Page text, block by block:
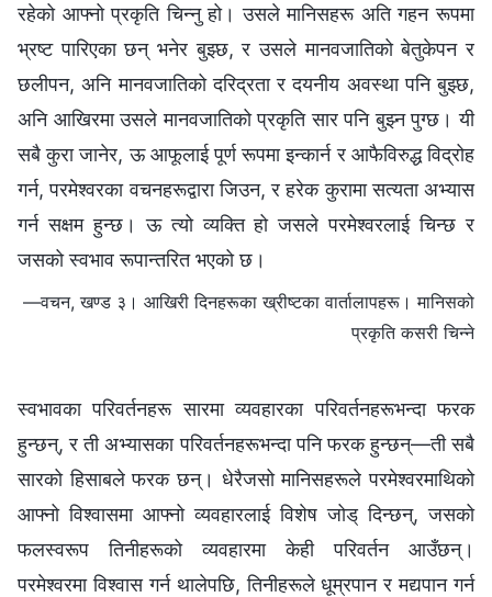
रहेको आफ्नो प्रकृति चिन्‍नु हो। उसले मानिसहरू अति गहन रूपमा
भ्रष्ट पारिएका छन् भनेर बुझ्छ, र उसले मानवजातिको बेतुकेपन र
छलीपन, अनि मानवजातिको दरिद्रता र दयनीय अवस्था पनि बुझ्छ,
अनि आखिरमा उसले मानवजातिको प्रकृति सार पनि बुझ्‍न पुग्छ। यी
सबै कुरा जानेर, ऊ आफूलाई पूर्ण रूपमा इन्कार्न र आफैविरुद्ध विद्रोह
गर्न, परमेश्‍वरका वचनहरूद्वारा जिउन, र हरेक कुरामा सत्यता अभ्यास
गर्न सक्षम हुन्छ। ऊ त्यो व्यक्ति हो जसले परमेश्‍वरलाई चिन्छ र
जसको स्वभाव रूपान्तरित भएको छ।
—वचन, खण्ड ३। आखिरी दिनहरूका ख्रीष्टका वार्तालापहरू। मानिसको
प्रकृति कसरी चिन्ने
स्वभावका परिवर्तनहरू सारमा व्यवहारका परिवर्तनहरूभन्दा फरक
हुन्छन्, र ती अभ्यासका परिवर्तनहरूभन्दा पनि फरक हुन्छन्—ती सबै
सारको हिसाबले फरक छन्। धेरैजसो मानिसहरूले परमेश्‍वरमाथिको
आफ्नो विश्‍वासमा आफ्‍नो व्यवहारलाई विशेष जोड् दिन्छन्, जसको
फलस्वरूप तिनीहरूको व्यवहारमा केही परिवर्तन आउँछन्।
परमेश्‍वरमा विश्‍वास गर्न थालेपछि, तिनीहरूले धूम्रपान र मद्यपान गर्न